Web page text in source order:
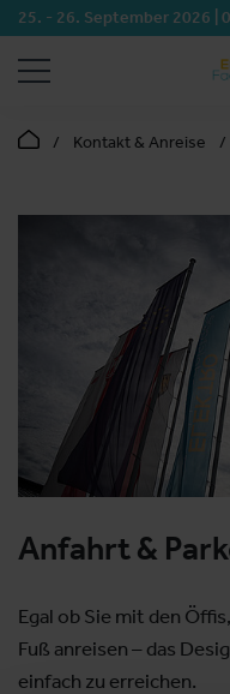
25. - 26. September 2026 |
Kontakt & Anreise
Anfahrt &
Egal ob Sie mit den
Fuß anreisen – das
einfach zu erreichen.